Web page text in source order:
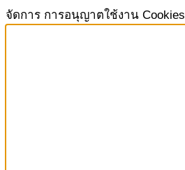
จัดการ การอนุญาตใช้งาน Cookies